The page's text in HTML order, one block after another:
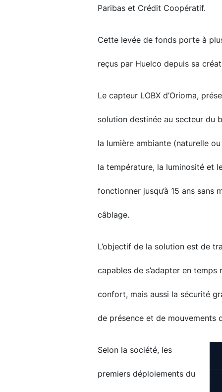
Paribas et Crédit Coopératif.
Cette levée de fonds porte à
reçus par Huelco depuis sa
Le capteur LOBX d’Orioma,
solution destinée au secteur du
la lumière ambiante (naturelle
la température, la luminosité et
fonctionner jusqu’à 15 ans sans
câblage.
L’objectif de la solution est de
capables de s’adapter en
confort, mais aussi la sécurité
de présence et de mouvements
Selon la société, les
premiers déploiements du